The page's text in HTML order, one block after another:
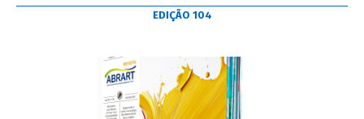
EDIÇÃO 104